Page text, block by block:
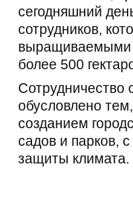
сегодняшний
сотрудников,
выращиваемыми
более 500
Сотрудничество
обусловлено
созданием
садов и парков,
защиты климата.